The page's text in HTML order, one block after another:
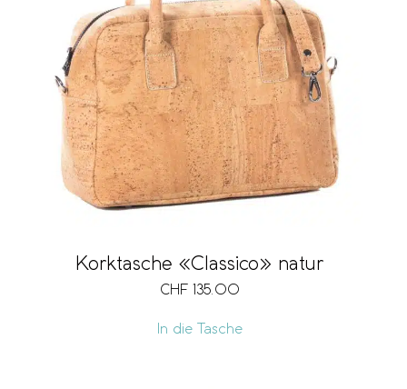
Korktasche «Classico» natur
CHF 135.00
In die Tasche